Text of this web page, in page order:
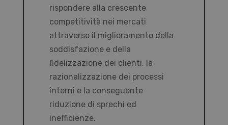
rispondere alla crescente
competitività nei mercati
attraverso il miglioramento della
soddisfazione e della
fidelizzazione dei clienti, la
razionalizzazione dei processi
interni e la conseguente
riduzione di sprechi ed
inefficienze.